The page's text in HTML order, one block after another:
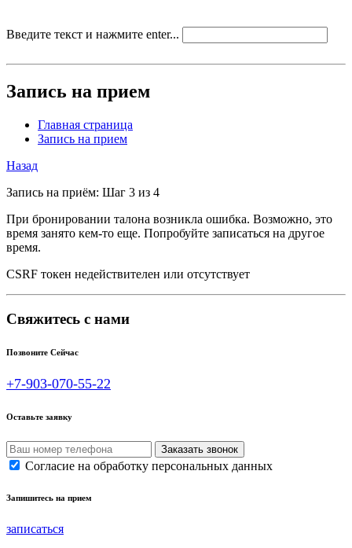
Введите текст и нажмите enter...
Запись на прием
Главная страница
Запись на прием
Назад
Запись на приём: Шаг 3 из 4
При бронировании талона возникла ошибка. Возможно, это
время занято кем-то еще. Попробуйте записаться на другое
время.
CSRF токен недействителен или отсутствует
Свяжитесь с нами
Позвоните Сейчас
+7-903-070-55-22
Оставьте заявку
Согласие на обработку персональных данных
Запишитесь на прием
записаться